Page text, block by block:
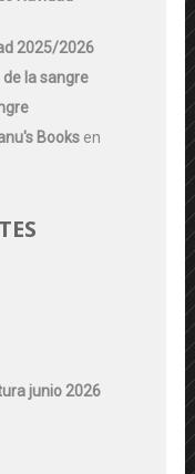
2025/2026
de la sangre
Books en
junio 2026